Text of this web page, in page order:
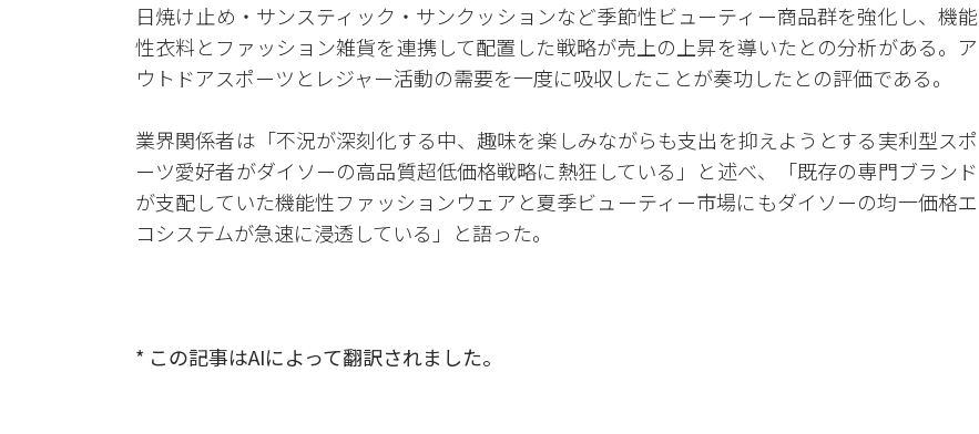
日焼け止め・サンスティック・サンクッションなど季節性ビューティー商品群を強化し、機能
性衣料とファッション雑貨を連携して配置した戦略が売上の上昇を導いたとの分析がある。ア
ウトドアスポーツとレジャー活動の需要を一度に吸収したことが奏功したとの評価である。
業界関係者は「不況が深刻化する中、趣味を楽しみながらも支出を抑えようとする実利型スポ
ーツ愛好者がダイソーの高品質超低価格戦略に熱狂している」と述べ、「既存の専門ブランド
が支配していた機能性ファッションウェアと夏季ビューティー市場にもダイソーの均一価格エ
コシステムが急速に浸透している」と語った。
* この記事はAIによって翻訳されました。